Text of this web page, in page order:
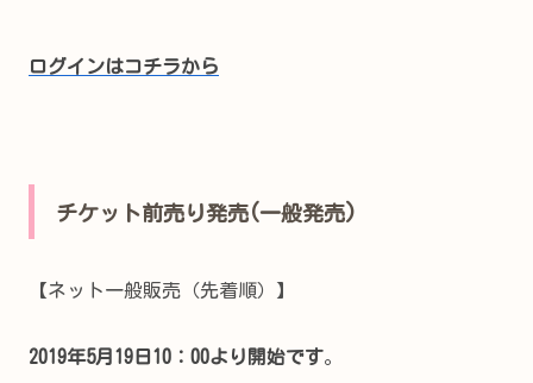
ログインはコチラから
チケット前売り発売(一般発売)
【ネット一般販売（先着順）】
2019年5月19日10：00より開始です。